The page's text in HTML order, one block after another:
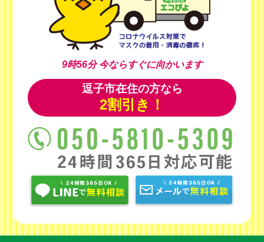
9時56分今ならすぐに向かいます
逗子市在住の方なら
2割引き！